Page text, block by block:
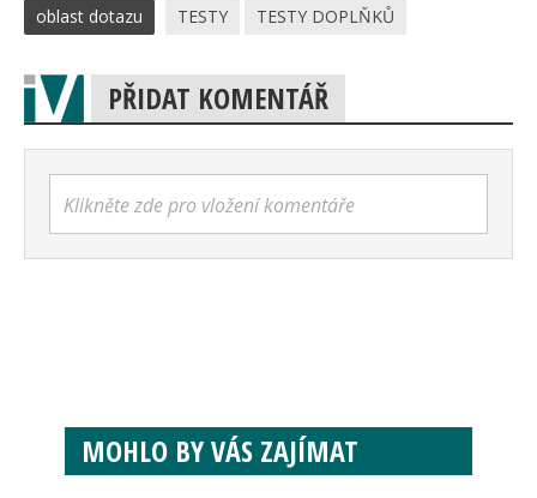
oblast dotazu TESTY TESTY DOPLŇKŮ
PŘIDAT KOMENTÁŘ
Klikněte zde pro vložení komentáře
MOHLO BY VÁS ZAJÍMAT